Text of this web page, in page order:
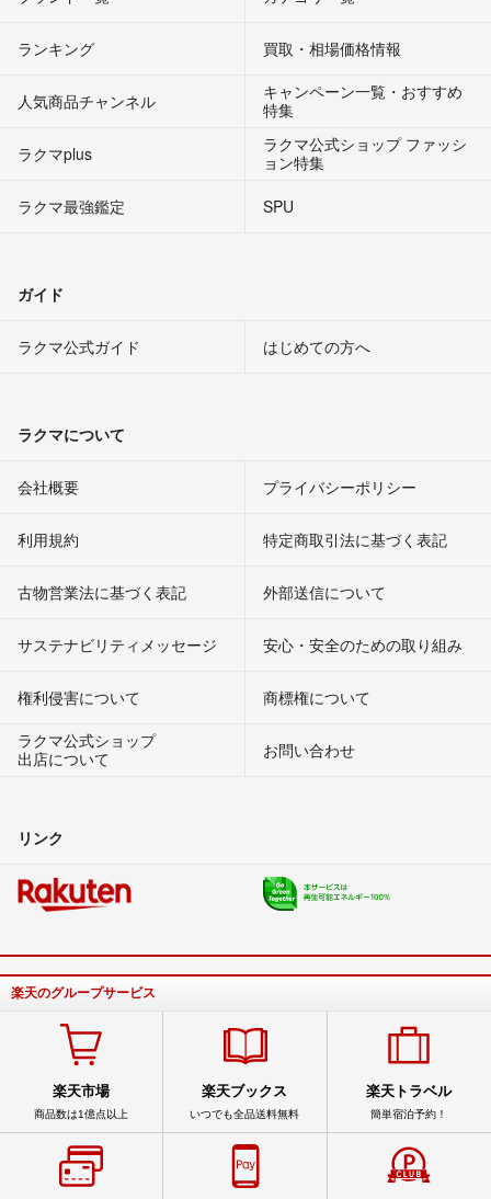
ランキング 買取・相場価格情報
人気商品チャンネル
キャンペーン一覧・おすすめ
特集
ラクマplus
ラクマ公式ショップ ファッシ
ョン特集
ラクマ最強鑑定
SPU
ガイド
ラクマ公式ガイド はじめての方へ
ラクマについて
会社概要 プライバシーポリシー
利用規約 特定商取引法に基づく表記
古物営業法に基づく表記 外部送信について
サステナビリティメッセージ 安心・安全のための取り組み
権利侵害について
商標権について
ラクマ公式ショップ
出店について
お問い合わせ
リンク
楽天のグループサービス
楽天市場
商品数は1億点以上
楽天ブックス
いつでも全品送料無料
楽天トラベル
簡単宿泊予約！